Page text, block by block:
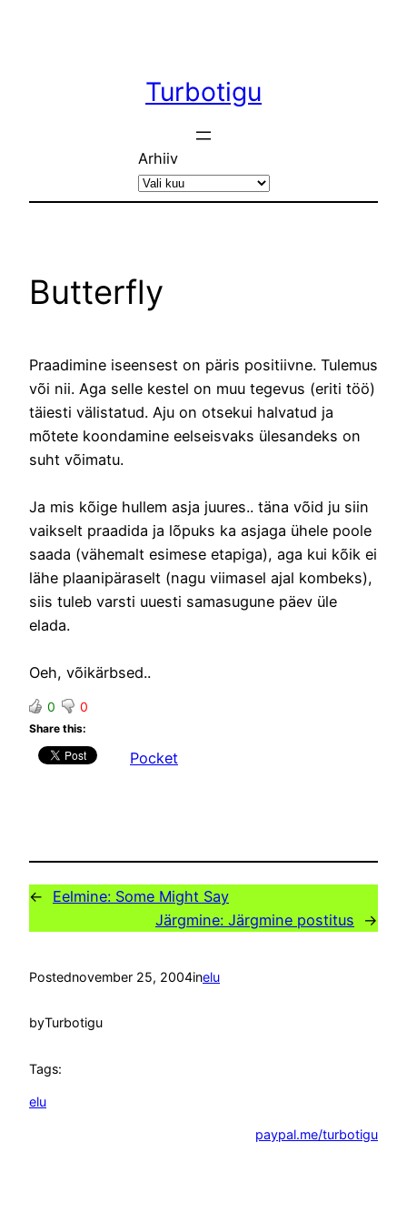
Turbotigu
Arhiiv
Butterfly
Praadimine iseensest on päris positiivne. Tulemus
või nii. Aga selle kestel on muu tegevus (eriti töö)
täiesti välistatud. Aju on otsekui halvatud ja
mõtete koondamine eelseisvaks ülesandeks on
suht võimatu.
Ja mis kõige hullem asja juures.. täna võid ju siin
vaikselt praadida ja lõpuks ka asjaga ühele poole
saada (vähemalt esimese etapiga), aga kui kõik ei
lähe plaanipäraselt (nagu viimasel ajal kombeks),
siis tuleb varsti uuesti samasugune päev üle
elada.
Oeh, võikärbsed..
0 0
Share this:
Pocket
← Eelmine: Some Might Say
Järgmine: Järgmine postitus →
Postednovember 25, 2004inelu
byTurbotigu
Tags:
elu
paypal.me/turbotigu